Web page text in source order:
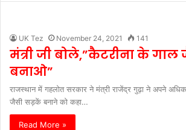
UK Tez November 24, 2021 141
मंत्री जी बोले,”कैटरीना के
बनाओ”
राजस्थान में गहलोत सरकार ने मंत्री राजेंद्र गुढ़ा ने अपने
जैसी सड़कें बनाने को कहा…
Read More »